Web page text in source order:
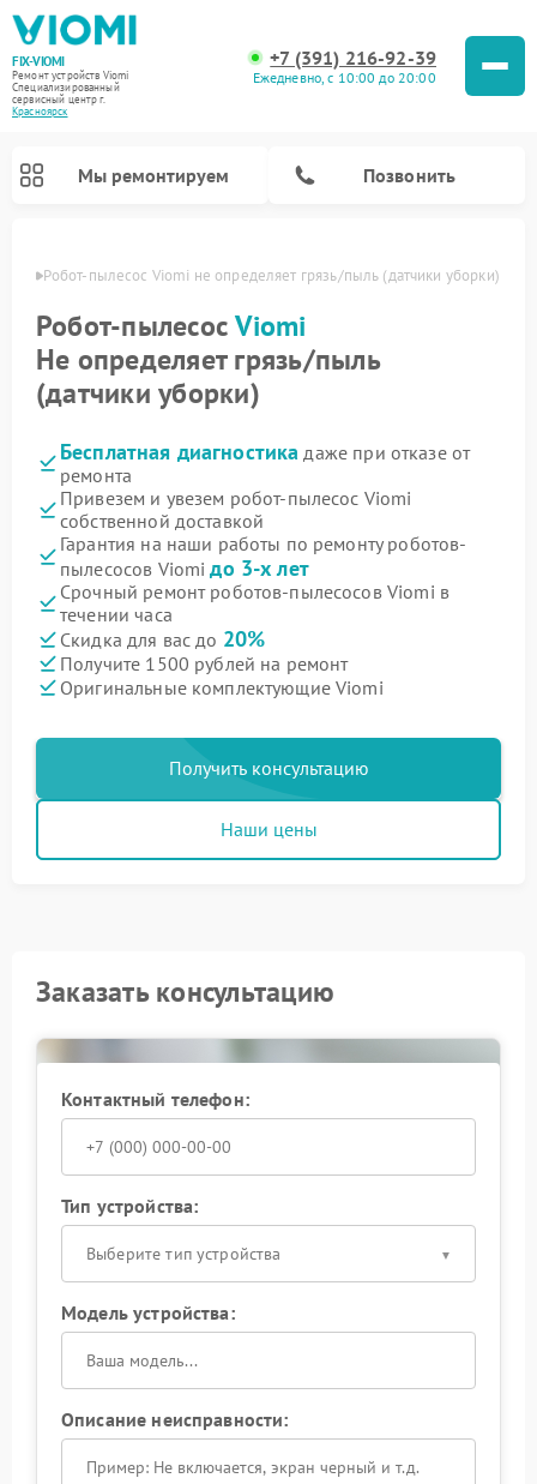
FIX-VIOMI
Ремонт устройств Viomi
Специализированный
cервисный центр г.
Красноярск
+7 (391) 216-92-39
Ежедневно, с 10:00 до 20:00
Мы ремонтируем Позвонить
Робот-пылесос Viomi не определяет грязь/пыль (датчики уборки)
Робот-пылесосViomi
Не определяет грязь/пыль
(датчики уборки)
Бесплатная диагностика даже при отказе от
ремонта
Привезем и увезем робот-пылесос Viomi
собственной доставкой
Гарантия на наши работы по ремонту роботов-
пылесосов Viomiдо 3-х лет
Срочный ремонт роботов-пылесосов Viomi в
течении часа
Скидка для вас до 20%
Получите 1500 рублей на ремонт
Оригинальные комплектующие Viomi
Получить консультацию
Наши цены
Заказать консультацию
Контактный телефон:
Тип устройства:
Выберите тип устройства
Модель устройства:
Описание неисправности: